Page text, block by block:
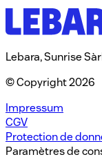
Lebara, Sunrise
© Copyright 2026
Impressum
CGV
Protection de
Paramètres de